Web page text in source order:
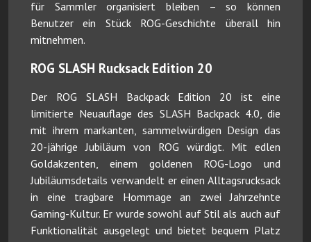
für Sammler organisiert bleiben – so können
Benutzer ein Stück ROG-Geschichte überall hin
mitnehmen.
ROG SLASH Rucksack Edition 20
Der ROG SLASH Backpack Edition 20 ist eine
limitierte Neuauflage des SLASH Backpack 4.0, die
mit ihrem markanten, sammelwürdigen Design das
20-jährige Jubiläum von ROG würdigt. Mit edlen
Goldakzenten, einem goldenen ROG-Logo und
Jubiläumsdetails verwandelt er einen Alltagsrucksack
in eine tragbare Hommage an zwei Jahrzehnte
Gaming-Kultur. Er wurde sowohl auf Stil als auch auf
Funktionalität ausgelegt und bietet bequem Platz